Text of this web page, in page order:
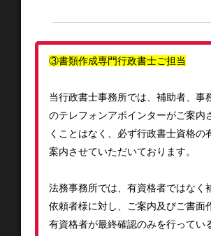
③書類作成専門行政書士ご担当
当行政書士事務所では、補助者、事
のテレフォンアポインターがご案内
くことはなく、必ず行政書士資格の
案内させていただいております。
法務事務所では、有資格者ではなく
依頼者様に対し、ご案内及びご書面
有資格者が最終確認のみを行ってい